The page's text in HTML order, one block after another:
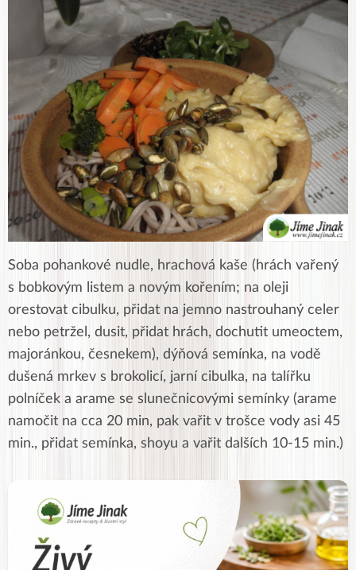
Soba pohankové nudle, hrachová kaše (hrách vařený
s bobkovým listem a novým kořením; na oleji
orestovat cibulku, přidat na jemno nastrouhaný celer
nebo petržel, dusit, přidat hrách, dochutit umeoctem,
majoránkou, česnekem), dýňová semínka, na vodě
dušená mrkev s brokolicí, jarní cibulka, na talířku
polníček a arame se slunečnicovými semínky (arame
namočit na cca 20 min, pak vařit v trošce vody asi 45
min., přidat semínka, shoyu a vařit dalších 10-15 min.)